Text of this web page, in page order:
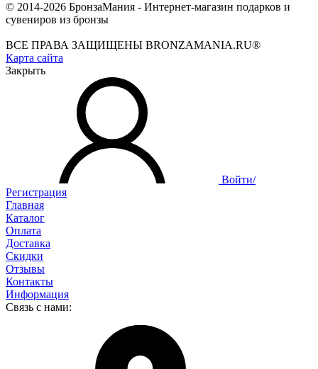
© 2014-2026 БронзаМания - Интернет-магазин подарков и
сувениров из бронзы
ВСЕ ПРАВА ЗАЩИЩЕНЫ BRONZAMANIA.RU®
Карта сайта
Закрыть
Войти/
Регистрация
Главная
Каталог
Оплата
Доставка
Скидки
Отзывы
Контакты
Информация
Связь с нами: